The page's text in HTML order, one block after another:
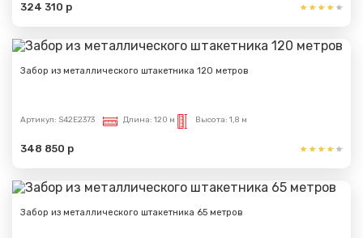
324 310 р
Забор из металлического штакетника 120 метров
Артикул: S42E2373 Длина: 120 м Высота: 1,8 м
348 850 р
Забор из металлического штакетника 65 метров